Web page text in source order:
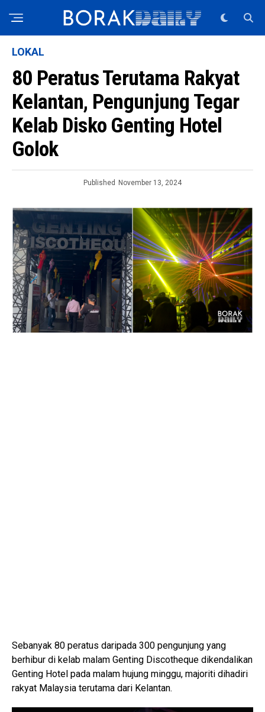
LOKAL
80 Peratus Terutama Rakyat
Kelantan, Pengunjung Tegar
Kelab Disko Genting Hotel
Golok
Published November 13, 2024
Sebanyak 80 peratus daripada 300 pengunjung yang
berhibur di kelab malam Genting Discotheque dikendalikan
Genting Hotel pada malam hujung minggu, majoriti dihadiri
rakyat Malaysia terutama dari Kelantan.